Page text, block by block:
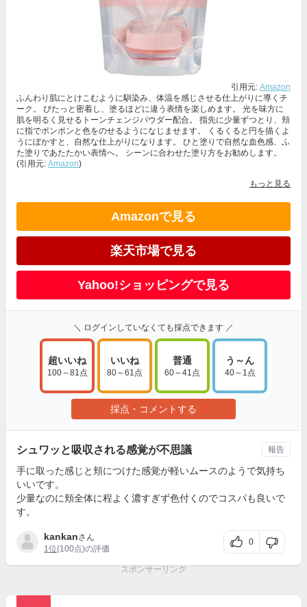
引用元: Amazon
ふんわり肌にとけこむように馴染み、体温を感じさせる仕上がりに導くチ
ーク。 ぴたっと密着し、塗るほどに違う表情を楽しめます。 光を味方に
肌を明るく見せるトーンチェンジパウダー配合。 指先に少量ずつとり、頬
に指でポンポンと色をのせるようになじませます。 くるくると円を描くよ
うにぼかすと、自然な仕上がりになります。 ひと塗りで自然な血色感、ふ
た塗りであたたかい表情へ。 シーンに合わせた塗り方をお勧めします。
(引用元: Amazon)
もっと見る
Amazonで見る
楽天市場で見る
Yahoo!ショッピングで見る
＼ ログインしていなくても採点できます ／
超いいね
100～81点
いいね
80～61点
普通
60～41点
う～ん
40～1点
採点・コメントする
シュワッと吸収される感覚が不思議
手に取った感じと頬につけた感覚が軽いムースのようで気持ち
いいです。
少量なのに頬全体に程よく濃すぎず色付くのでコスパも良いで
す。
kankanさん
1位(100点)の評価
0
報告
スポンサーリンク